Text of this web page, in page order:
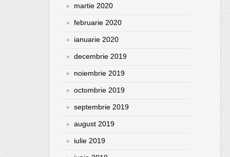
martie 2020
februarie 2020
ianuarie 2020
decembrie 2019
noiembrie 2019
octombrie 2019
septembrie 2019
august 2019
iulie 2019